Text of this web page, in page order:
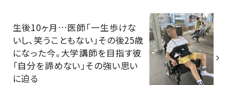
生後10ヶ月…医師「一生歩けな
いし、笑うこともない」その後25歳
になった今。大学講師を目指す彼
「自分を諦めない」その強い思い
に迫る